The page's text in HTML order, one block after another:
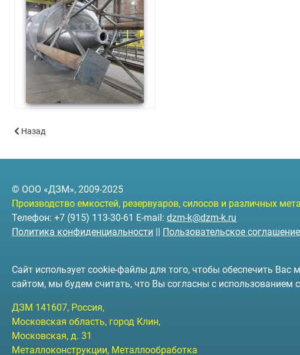
Предыдущий: Силос стальной объёмом 10 куб.м.
Назад
© ООО «ДЗМ», 2009-2025
Производство емкостей, резервуаров, силосов и различных
Телефон: +7 (915) 113-30-61 E-mail: dzm-k@dzm-k.ru
Политика конфиденциальности || Пользовательское соглашение
Сайт использует cookie-файлы для того, чтобы обеспечить
сайтом, мы будем считать, что Вы согласны с использованием
ДЗМ 141607, Россия,
Московская область, город Клин,
Московская, д. 31
Металлоконструкции, Металлообработка